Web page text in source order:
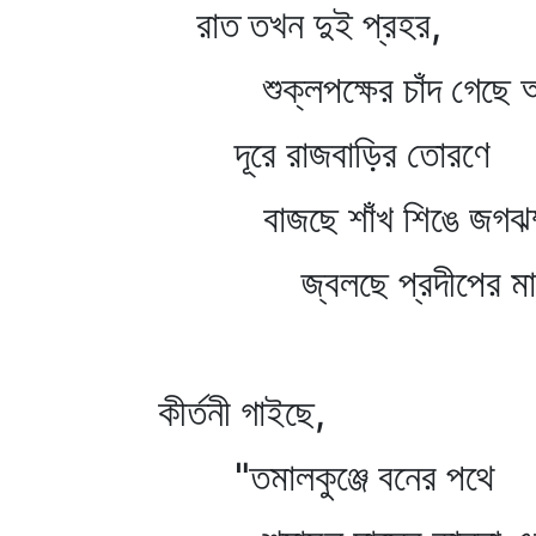
রাত তখন দুই প্রহর,
শুক্লপক্ষের চাঁদ গেছে
দূরে রাজবাড়ির তোরণে
বাজছে শাঁখ শিঙে
জ্বলছে প্রদীপের
কীর্তনী গাইছে,
"তমালকুঞ্জে বনের পথে